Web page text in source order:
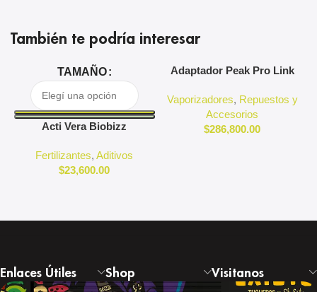
También te podría interesar
TAMAÑO
Acti Vera Biobizz
Fertilizantes,Aditivos
$23,600.00
Adaptador Peak Pro Link
Vaporizadores, Repuestos y
Accesorios
$286,800.00
Enlaces Útiles Shop Visitanos